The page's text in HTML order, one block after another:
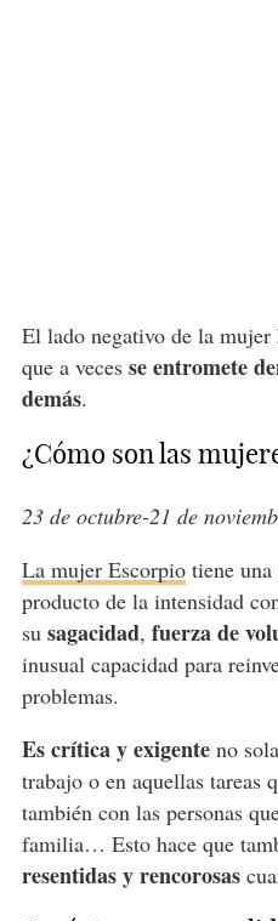
El lado negativo de la
que a veces se entromete
demás.
¿Cómo son las
23 de octubre-21 de
La mujer Escorpiotiene una
producto de la intensidad
su sagacidad, fuerza de
inusual capacidad para
problemas.
Es crítica y exigenteno
trabajo o en aquellas tareas
también con las personas
familia… Esto hace que
resentidas y rencorosas